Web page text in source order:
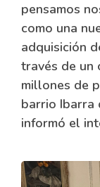
pensamos
como una
adquisición
través de un
millones de
barrio Ibarra
informó el